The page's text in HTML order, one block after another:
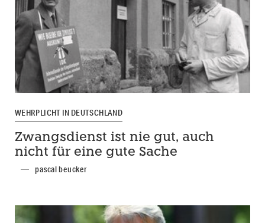
WEHRPLICHT IN DEUTSCHLAND
Zwangsdienst ist nie gut, auch
nicht für eine gute Sache
pascal beucker